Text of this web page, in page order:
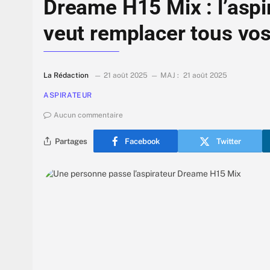
Dreame H15 Mix :
veut remplacer tous
La Rédaction 21 août 2025 MAJ : 21 août 2025
ASPIRATEUR
Aucun commentaire
Partages Facebook Twitter